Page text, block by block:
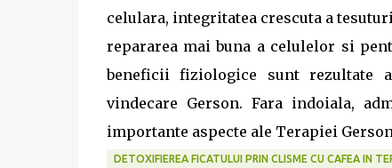
celulara, integritatea crescuta a
repararea mai buna a celulelor si
beneficii fiziologice sunt rezultate
vindecare Gerson. Fara indoiala,
importante aspecte ale Terapiei
DETOXIFIEREA FICATULUI PRIN CLISME CU CAFEA IN